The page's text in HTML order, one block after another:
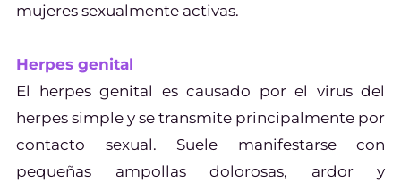
mujeres sexualmente activas.
Herpes genital
El herpes genital es causado por el virus del
herpes simple y se transmite principalmente por
contacto sexual. Suele manifestarse con
pequeñas ampollas dolorosas, ardor y